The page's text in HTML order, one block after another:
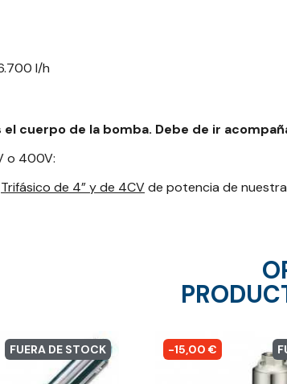
l/h
cuerpo de la bomba. Debe de ir
o 400V:
Trifásico de 4” y de 4CVde potencia de
FUERA DE STOCK -15,00 €